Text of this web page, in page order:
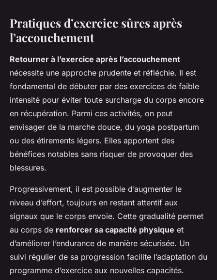
Pratiques d’exercice sûres après
l’accouchement
Retourner à l’exercice après l’accouchement
nécessite une approche prudente et réfléchie. Il est
fondamental de débuter par des exercices de faible
intensité pour éviter toute surcharge du corps encore
en récupération. Parmi ces activités, on peut
envisager de la marche douce, du yoga postpartum
ou des étirements légers. Elles apportent des
bénéfices notables sans risquer de provoquer des
blessures.
Progressivement, il est possible d’augmenter le
niveau d’effort, toujours en restant attentif aux
signaux que le corps envoie. Cette gradualité permet
au corps de renforcer sa capacité physique et
d’améliorer l’endurance de manière sécurisée. Un
suivi régulier de sa progression facilite l’adaptation du
programme d’exercice aux nouvelles capacités.